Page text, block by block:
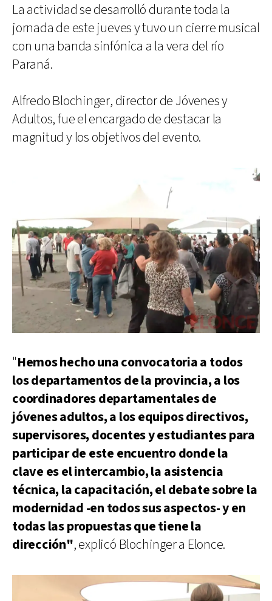
La actividad se desarrolló durante toda la
jornada de este jueves y tuvo un cierre musical
con una banda sinfónica a la vera del río
Paraná.
Alfredo Blochinger, director de Jóvenes y
Adultos, fue el encargado de destacar la
magnitud y los objetivos del evento.
"Hemos hecho una convocatoria a todos
los departamentos de la provincia, a los
coordinadores departamentales de
jóvenes adultos, a los equipos directivos,
supervisores, docentes y estudiantes para
participar de este encuentro donde la
clave es el intercambio, la asistencia
técnica, la capacitación, el debate sobre la
modernidad -en todos sus aspectos- y en
todas las propuestas que tiene la
dirección", explicó Blochinger a Elonce.